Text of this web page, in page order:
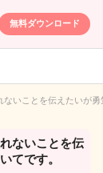
無料ダウンロード
いことを伝えたいが
ないことを伝
てです。